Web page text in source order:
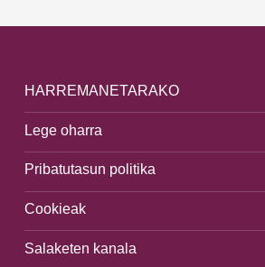
HARREMANETARAKO
Lege oharra
Pribatutasun politika
Cookieak
Salaketen kanala